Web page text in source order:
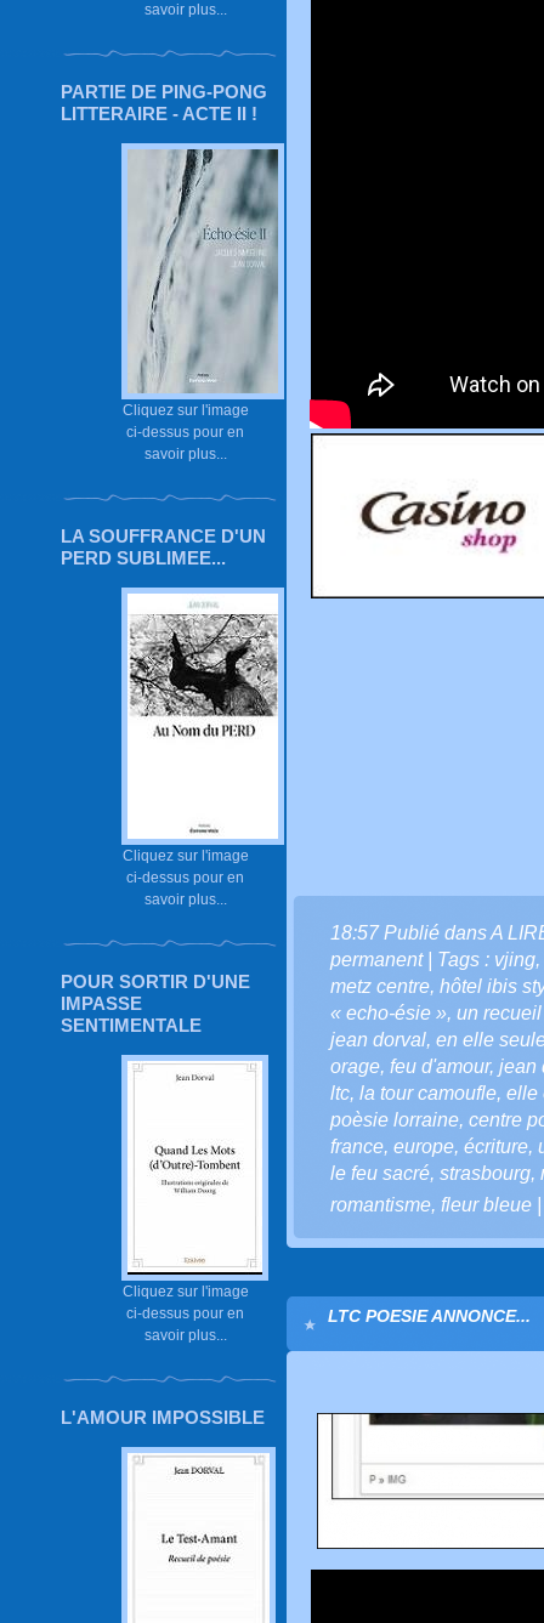
savoir plus...
PARTIE DE PING-PONG
LITTERAIRE - ACTE II !
Cliquez sur l'image
ci-dessus pour en
savoir plus...
LA SOUFFRANCE D'UN
PERD SUBLIMEE...
Cliquez sur l'image
ci-dessus pour en
savoir plus...
POUR SORTIR D'UNE
IMPASSE
SENTIMENTALE
Cliquez sur l'image
ci-dessus pour en
savoir plus...
L'AMOUR IMPOSSIBLE
18:57 Publié dansA
permanent| Tags : vjing,
metz centre, hôtel ibis
« echo-ésie », un
jean dorval, en elle
orage, feu d'amour, jean
ltc, la tour camoufle, elle
poèsie lorraine, centre
france, europe, écriture,
le feu sacré, strasbourg,
romantisme, fleur bleue
LTC POESIE ANNONCE...